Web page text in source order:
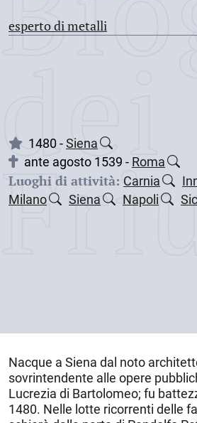
esperto di metalli
dei
1480 -Siena
ante agosto 1539 - Roma
Luoghi di attività: Carnia
Milano
Siena Napoli
Nacque a Siena dal noto
sovrintendente alle opere
Lucrezia di Bartolomeo; fu
1480. Nelle lotte ricorrenti delle